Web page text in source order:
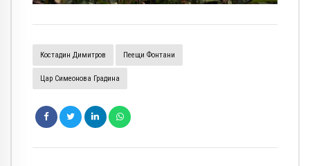
Костадин Димитров Пеещи Фонтани
Цар Симеонова Градина